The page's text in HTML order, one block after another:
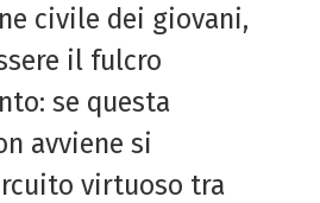
civile dei giovani,
il fulcro
se questa
avviene si
virtuoso tra